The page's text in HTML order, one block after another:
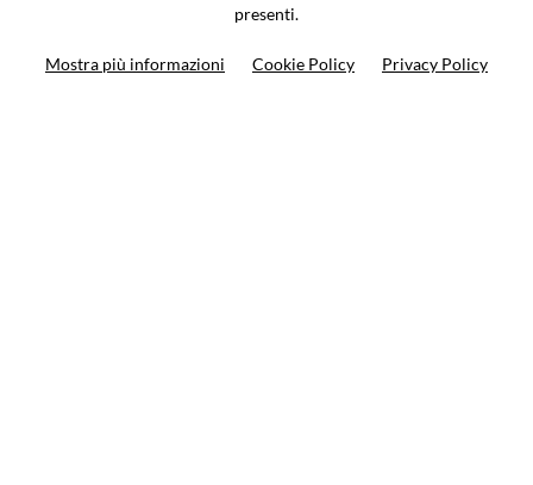
presenti.
Mostra più informazioni Cookie Policy Privacy Policy